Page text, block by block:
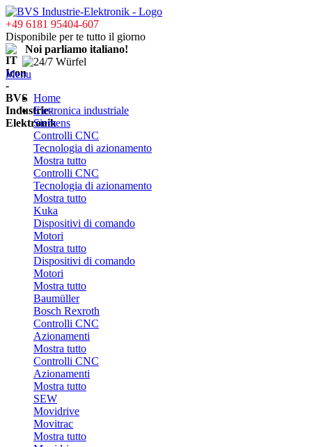
+49 6181 95404-607
Disponibile per te tutto il giorno
Noi parliamo italiano!
Menu
Home
Elettronica industriale
Siemens
Controlli CNC
Tecnologia di azionamento
Mostra tutto
Controlli CNC
Tecnologia di azionamento
Mostra tutto
Kuka
Dispositivi di comando
Motori
Mostra tutto
Dispositivi di comando
Motori
Mostra tutto
Baumüller
Bosch Rexroth
Controlli CNC
Azionamenti
Mostra tutto
Controlli CNC
Azionamenti
Mostra tutto
SEW
Movidrive
Movitrac
Mostra tutto